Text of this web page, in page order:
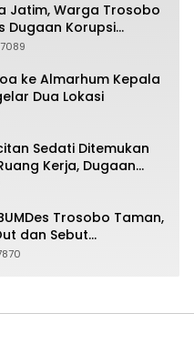
Jatim, Warga Trosobo
Dugaan Korupsi
ke Kapolri
ke Almarhum Kepala
Dua Lokasi
Sedati Ditemukan
Kerja, Dugaan
Trosobo Taman,
dan Sebut